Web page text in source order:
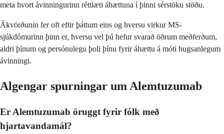
meta hvort ávinningurinn réttlæti áhættuna í þinni sérstöku stöðu.
Ákvörðunin fer oft eftir þáttum eins og hversu virkur MS-
sjúkdómurinn þinn er, hversu vel þú hefur svarað öðrum meðferðum,
aldri þínum og persónulegu þoli þínu fyrir áhættu á móti hugsanlegum
ávinningi.
Algengar spurningar um Alemtuzumab
Er Alemtuzumab öruggt fyrir fólk með
hjartavandamál?